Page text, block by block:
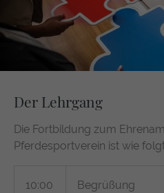
Der Lehrgang
Die Fortbildung zum
Pferdesportverein ist wie
10:00
Begrüßung